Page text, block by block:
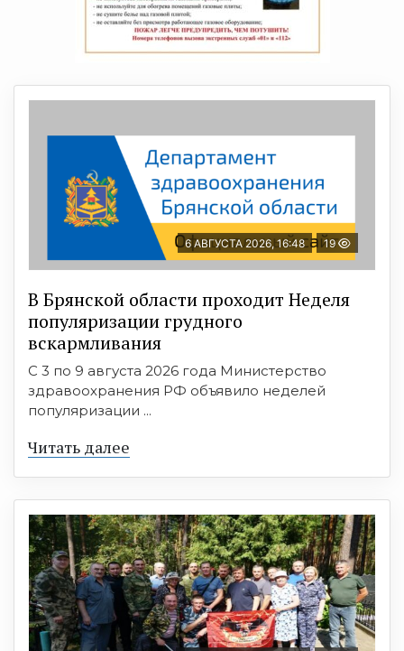
6 АВГУСТА 2026, 16:48 19
В Брянской области проходит Неделя
популяризации грудного
вскармливания
С 3 по 9 августа 2026 года Министерство
здравоохранения РФ объявило неделей
популяризации ...
Читать далее